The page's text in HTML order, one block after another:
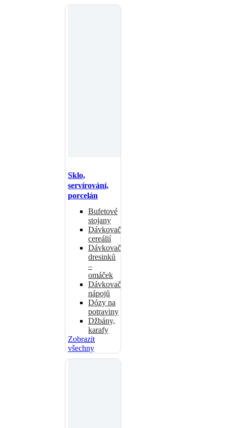
Sklo,
servírování,
porcelán
Bufetové
stojany
Dávkovače
cereálií
Dávkovače
dresinků
–
omáček
Dávkovače
nápojů
Dózy na
potraviny
Džbány,
karafy
Zobrazit
všechny